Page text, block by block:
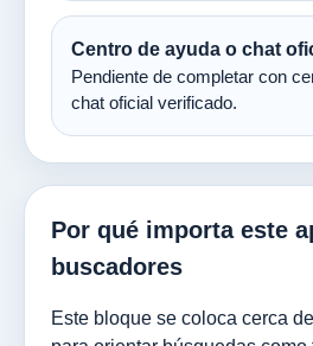
Centro de ayuda o chat
Pendiente de completar con
chat oficial verificado.
Por qué importa este
buscadores
Este bloque se coloca cerca